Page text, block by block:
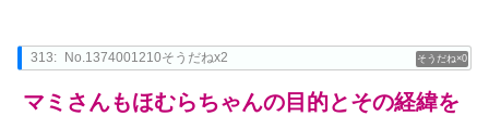
0
313: No.1374001210そうだねx2
マミさんもほむらちゃんの目的とその経緯を